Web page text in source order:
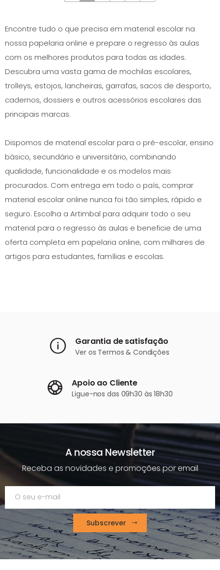
Encontre tudo o que precisa em material escolar na
nossa papelaria online e prepare o regresso às aulas
com os melhores produtos para todas as idades.
Descubra uma vasta gama de mochilas escolares,
trolleys, estojos, lancheiras, garrafas, sacos de desporto,
cadernos, dossiers e outros acessórios escolares das
principais marcas.
Dispomos de material escolar para o pré-escolar, ensino
básico, secundário e universitário, combinando
qualidade, funcionalidade e os modelos mais
procurados. Com entrega em todo o país, comprar
material escolar online nunca foi tão simples, rápido e
seguro. Escolha a Artimbal para adquirir todo o seu
material para o regresso às aulas e beneficie de uma
oferta completa em papelaria online, com milhares de
artigos para estudantes, famílias e escolas.
Garantia de satisfação
Ver os Termos & Condições
Apoio ao Cliente
Ligue-nos das 09h30 às 18h30
A nossa Newsletter
Receba as novidades e promoções por email
Subscrever